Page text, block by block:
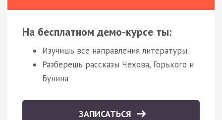
На бесплатном демо-курсе ты:
Изучишь все направления литературы.
Разберешь рассказы Чехова, Горького и
Бунина
ЗАПИСАТЬСЯ